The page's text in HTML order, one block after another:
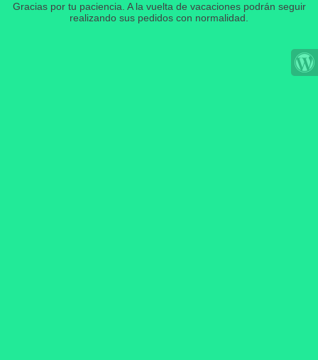
Gracias por tu paciencia. A la vuelta de vacaciones podrán seguir
realizando sus pedidos con normalidad.